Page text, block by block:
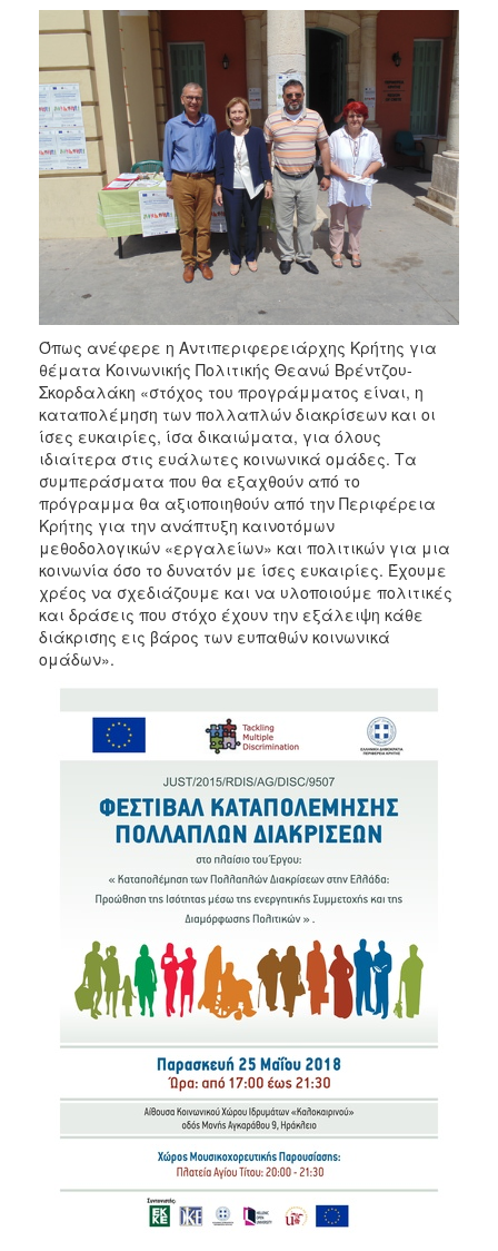
Όπως ανέφερε η Αντιπεριφερειάρχης Κρήτης για
θέματα Κοινωνικής Πολιτικής Θεανώ Βρέντζου-
Σκορδαλάκη «στόχος του προγράμματος είναι, η
καταπολέμηση των πολλαπλών διακρίσεων και οι
ίσες ευκαιρίες, ίσα δικαιώματα, για όλους
ιδιαίτερα στις ευάλωτες κοινωνικά ομάδες. Τα
συμπεράσματα που θα εξαχθούν από το
πρόγραμμα θα αξιοποιηθούν από την Περιφέρεια
Κρήτης για την ανάπτυξη καινοτόμων
μεθοδολογικών «εργαλείων» και πολιτικών για μια
κοινωνία όσο το δυνατόν με ίσες ευκαιρίες. Έχουμε
χρέος να σχεδιάζουμε και να υλοποιούμε πολιτικές
και δράσεις που στόχο έχουν την εξάλειψη κάθε
διάκρισης εις βάρος των ευπαθών κοινωνικά
ομάδων».